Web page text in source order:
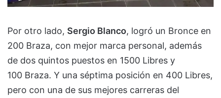
Por otro lado, Sergio Blanco, logró un Bronce en
200 Braza, con mejor marca personal, además
de dos quintos puestos en 1500 Libres y
100 Braza. Y una séptima posición en 400 Libres,
pero con una de sus mejores carreras del